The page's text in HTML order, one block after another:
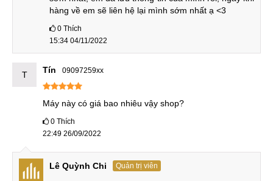
nhận dạng AI thông minh cho cả nam và nữ.
Màn hình sắc nét, siêu mượt với 120Hz
Sản phẩm có màn hình lớn 6.8 inch, tấm nền IPS LCS cùng
thực, sắc nét.
Màn hình Tecno CAMON 19 Pro 5G
hàng về em sẽ liên hệ lại mình sớm nhất ạ <3
0 Thích
15:34 04/11/2022
T Tín 09097259xx
Máy này có giá bao nhiêu vậy shop?
0 Thích
22:49 26/09/2022
Lê Quỳnh Chi Quản trị viên